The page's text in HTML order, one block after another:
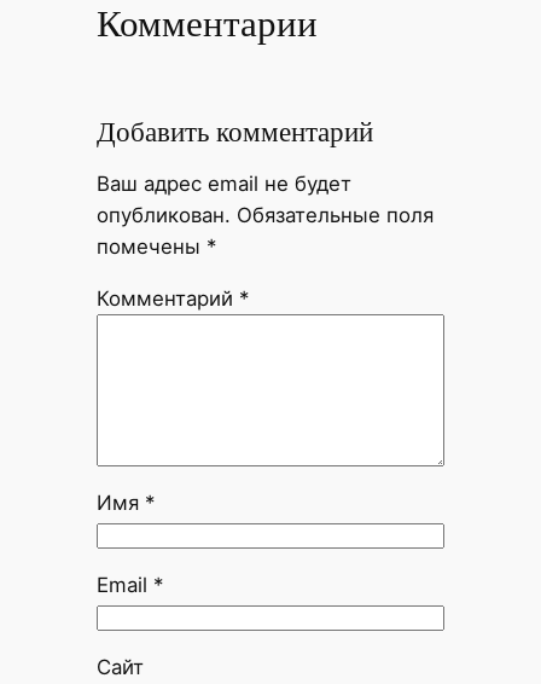
Комментарии
Добавить комментарий
Ваш адрес email не будет
опубликован. Обязательные поля
помечены *
Комментарий *
Имя *
Email *
Сайт